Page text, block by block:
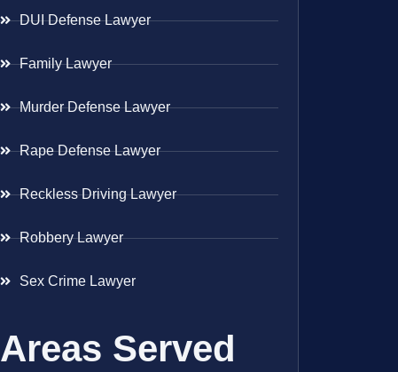
DUI Defense Lawyer
Family Lawyer
Murder Defense Lawyer
Rape Defense Lawyer
Reckless Driving Lawyer
Robbery Lawyer
Sex Crime Lawyer
Areas Served